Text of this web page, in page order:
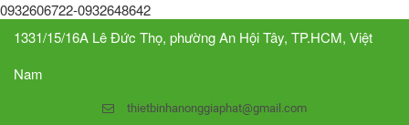
0932606722-0932648642
1331/15/16A Lê Đức Thọ, phường An Hội Tây, TP.HCM, Việt
Nam
thietbinhanonggiaphat@gmail.com